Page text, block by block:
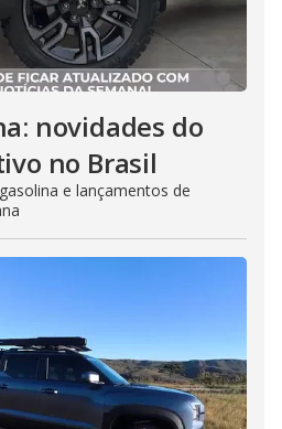
novidades do
no Brasil
e lançamentos de